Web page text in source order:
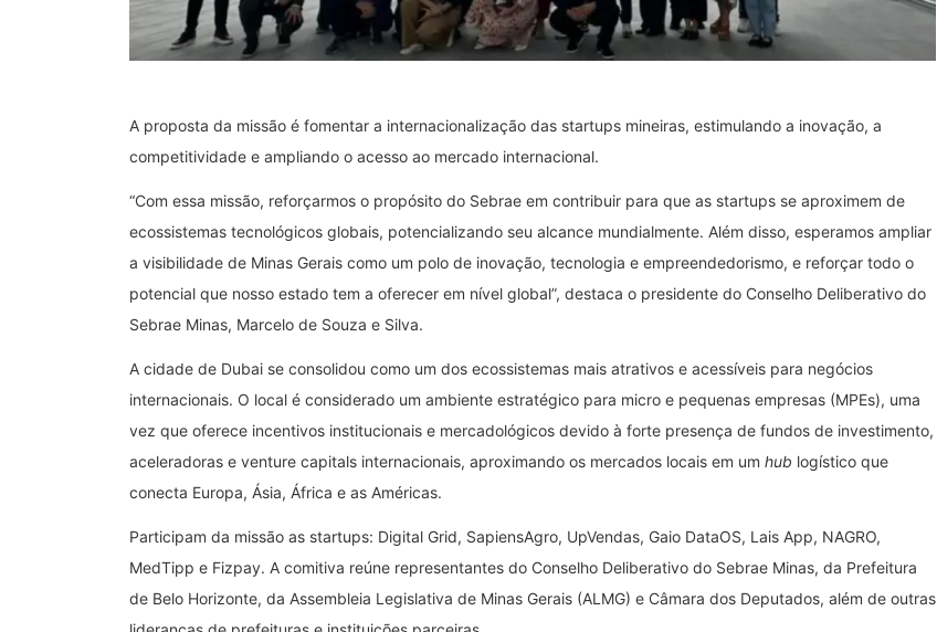
A proposta da missão é fomentar a internacionalização das startups mineiras, estimulando a inovação, a
competitividade e ampliando o acesso ao mercado internacional.
“Com essa missão, reforçarmos o propósito do Sebrae em contribuir para que as startups se aproximem de
ecossistemas tecnológicos globais, potencializando seu alcance mundialmente. Além disso, esperamos ampliar
a visibilidade de Minas Gerais como um polo de inovação, tecnologia e empreendedorismo, e reforçar todo o
potencial que nosso estado tem a oferecer em nível global”, destaca o presidente do Conselho Deliberativo do
Sebrae Minas, Marcelo de Souza e Silva.
A cidade de Dubai se consolidou como um dos ecossistemas mais atrativos e acessíveis para negócios
internacionais. O local é considerado um ambiente estratégico para micro e pequenas empresas (MPEs), uma
vez que oferece incentivos institucionais e mercadológicos devido à forte presença de fundos de investimento,
aceleradoras e venture capitals internacionais, aproximando os mercados locais em um hub logístico que
conecta Europa, Ásia, África e as Américas.
Participam da missão as startups: Digital Grid, SapiensAgro, UpVendas, Gaio DataOS, Lais App, NAGRO,
MedTipp e Fizpay. A comitiva reúne representantes do Conselho Deliberativo do Sebrae Minas, da Prefeitura
de Belo Horizonte, da Assembleia Legislativa de Minas Gerais (ALMG) e Câmara dos Deputados, além de outras